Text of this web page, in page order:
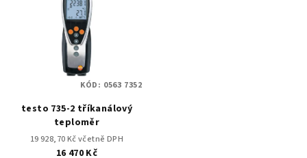
testo 735-2 tříkanálový
teploměr
19 928,70 Kč včetně DPH
16 470 Kč
KÓD: 0563 7352